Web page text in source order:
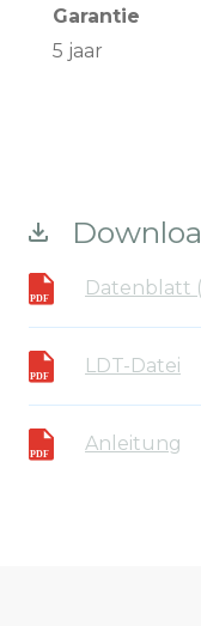
Garantie
5 jaar
Datenblatt
LDT-Datei
Anleitung